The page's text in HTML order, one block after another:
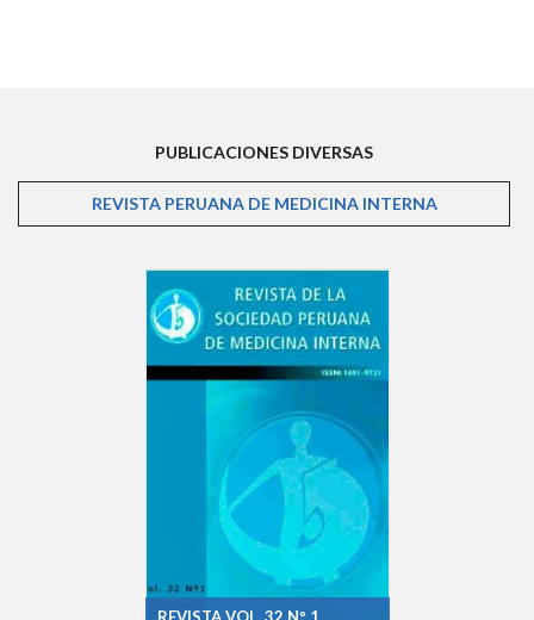
PUBLICACIONES DIVERSAS
REVISTA PERUANA DE MEDICINA INTERNA(SOLAPA
REVISTA VOL. 32 Nº 1